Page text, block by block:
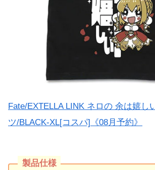
Fate/EXTELLA LINK ネロの 余は嬉し
ツ/BLACK-XL[コスパ]《08月予約》